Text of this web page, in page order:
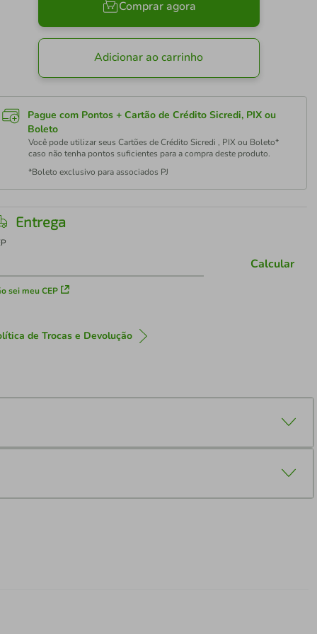
Comprar agora
Adicionar ao carrinho
Pague com Pontos + Cartão de Crédito Sicredi, PIX ou
Boleto
Você pode utilizar seus Cartões de Crédito Sicredi , PIX ou Boleto*
caso não tenha pontos suficientes para a compra deste produto.
*Boleto exclusivo para associados PJ
Entrega
sei meu CEP
Calcular
de Trocas e Devolução